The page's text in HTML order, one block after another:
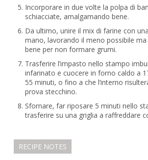
Incorporare in due volte la polpa di
schiacciate, amalgamando bene.
Da ultimo, unire il mix di farine con
mano, lavorando il meno possibile
bene per non formare grumi.
Trasferire l’impasto nello stampo
infarinato e cuocere in forno caldo a
55 minuti, o fino a che l’interno
prova stecchino.
Sfornare, far riposare 5 minuti nello
trasferire su una griglia a raffreddare
RECIPE NOTES